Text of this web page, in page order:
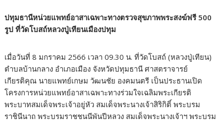
ปทุมธานีหน่วยแพทย์อาสาเฉพาะทางตรวจสุขภาพพระสงฆ์ฟรี 500
รูป ที่วัดโบสถ์หลวงปู่เทียนเมืองปทุม
เมื่อวันที่ 8 มกราคม 2566 เวลา 09.30 น. ที่วัดโบสถ์ (หลวงปู่เทียน)
ตำบลบ้านกลาง อำเภอเมือง จังหวัดปทุมธานี ศาสตราจารย์
เกียรติคุณ นายแพทย์เกษม วัฒนชัย องคมนตรี เป็นประธานเปิด
โครงการหน่วยแพทย์อาสาเฉพาะทางร่วมใจเฉลิมพระเกียรติ
พระบาทสมเด็จพระเจ้าอยู่หัว สมเด็จพระนางเจ้าสิริกิติ์ พระบรม
ราชินีนาถ พระบรมราชชนนีพันปีหลวง สมเด็จพระนางเจ้าฯ พระบรม